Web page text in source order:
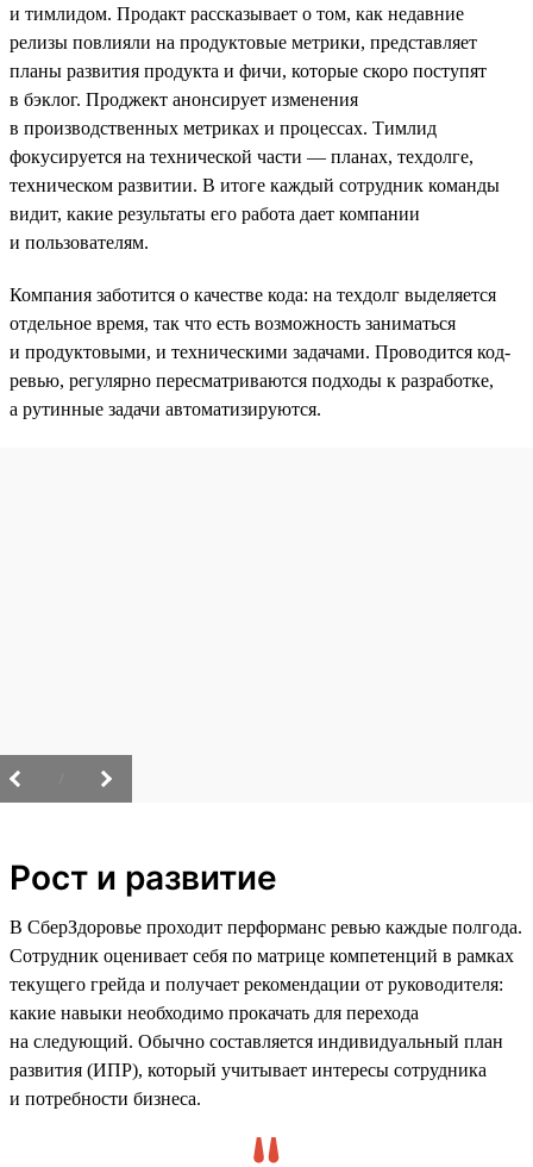
и тимлидом. Продакт рассказывает о том, как недавние
релизы повлияли на продуктовые метрики, представляет
планы развития продукта и фичи, которые скоро поступят
в бэклог. Проджект анонсирует изменения
в производственных метриках и процессах. Тимлид
фокусируется на технической части — планах, техдолге,
техническом развитии. В итоге каждый сотрудник команды
видит, какие результаты его работа дает компании
и пользователям.
Компания заботится о качестве кода: на техдолг выделяется
отдельное время, так что есть возможность заниматься
и продуктовыми, и техническими задачами. Проводится код-
ревью, регулярно пересматриваются подходы к разработке,
а рутинные задачи автоматизируются.
Рост и развитие
В СберЗдоровье проходит перформанс ревью каждые полгода.
Сотрудник оценивает себя по матрице компетенций в рамках
текущего грейда и получает рекомендации от руководителя:
какие навыки необходимо прокачать для перехода
на следующий. Обычно составляется индивидуальный план
развития (ИПР), который учитывает интересы сотрудника
и потребности бизнеса.